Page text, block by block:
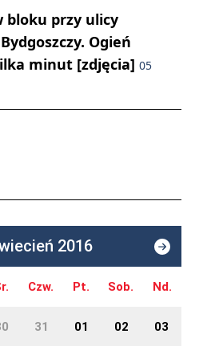
bloku przy ulicy
Ogień
minut [zdjęcia] 05
2016
Czw. Pt. Sob. Nd.
31 01 02 03